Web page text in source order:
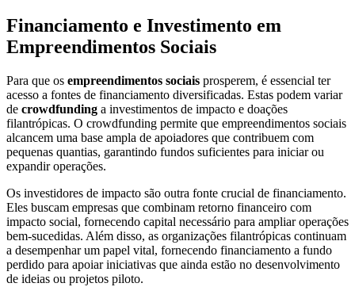
Financiamento e Investimento em
Empreendimentos Sociais
Para que os empreendimentos sociais prosperem, é essencial ter
acesso a fontes de financiamento diversificadas. Estas podem variar
de crowdfunding a investimentos de impacto e doações
filantrópicas. O crowdfunding permite que empreendimentos sociais
alcancem uma base ampla de apoiadores que contribuem com
pequenas quantias, garantindo fundos suficientes para iniciar ou
expandir operações.
Os investidores de impacto são outra fonte crucial de financiamento.
Eles buscam empresas que combinam retorno financeiro com
impacto social, fornecendo capital necessário para ampliar operações
bem-sucedidas. Além disso, as organizações filantrópicas continuam
a desempenhar um papel vital, fornecendo financiamento a fundo
perdido para apoiar iniciativas que ainda estão no desenvolvimento
de ideias ou projetos piloto.